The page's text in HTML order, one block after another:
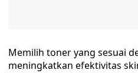
Memilih toner yang sesuai
meningkatkan efektivitas